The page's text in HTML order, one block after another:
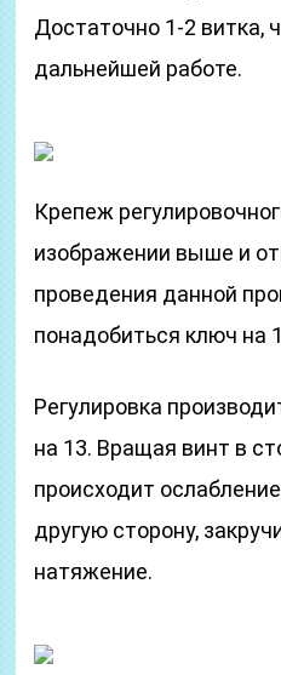
Достаточно 1-2 витка,
дальнейшей работе.
Крепеж
изображении выше и
проведения данной
понадобиться ключ на
Регулировка
на 13. Вращая винт в
происходит
другую сторону,
натяжение.